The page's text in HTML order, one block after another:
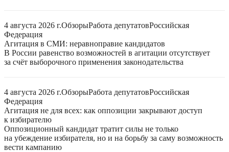
4 августа 2026 г.ОбзорыРабота депутатовРоссийская
Федерация
Агитация в СМИ: неравноправие кандидатов
В России равенство возможностей в агитации отсутствует
за счёт выборочного применения законодательства
4 августа 2026 г.ОбзорыРабота депутатовРоссийская
Федерация
Агитация не для всех: как оппозиции закрывают доступ
к избирателю
Оппозиционный кандидат тратит силы не только
на убеждение избирателя, но и на борьбу за саму возможность
вести кампанию